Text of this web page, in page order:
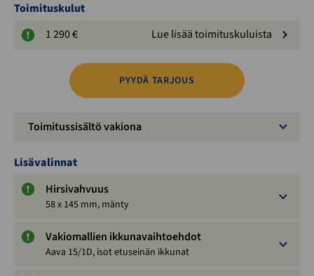
Toimituskulut
1 290 €
Lue lisää toimituskuluista
PYYDÄ TARJOUS
Toimitussisältö vakiona
Lisävalinnat
Hirsivahvuus
58 x 145 mm, mänty
Vakiomallien ikkunavaihtoehdot
Aava 15/1D, isot etuseinän ikkunat